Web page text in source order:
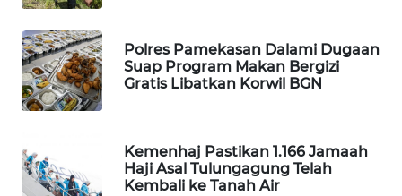
Polres Pamekasan Dalami Dugaan
Suap Program Makan Bergizi
Gratis Libatkan Korwil BGN
Kemenhaj Pastikan 1.166 Jamaah
Haji Asal Tulungagung Telah
Kembali ke Tanah Air
LAPAK
WAHANA
Wahana
Network
LISTRIK